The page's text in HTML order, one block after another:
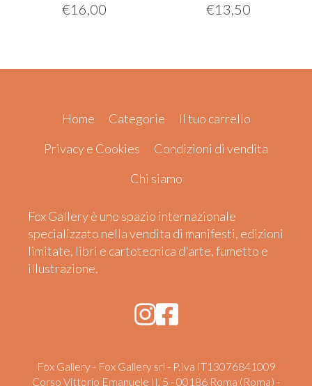
€16,00 €13,50
Home Categorie
Il tuo carrello
Privacy e Cookies
Condizioni di vendita
Chi siamo
Fox Gallery è uno spazio internazionale
specializzato nella vendita di manifesti, edizioni
limitate, libri e cartotecnica d'arte, fumetto e
illustrazione.
Fox Gallery - Fox Gallery srl - P.Iva IT13076841009
Corso Vittorio Emanuele II, 5 - 00186 Roma (Roma) -